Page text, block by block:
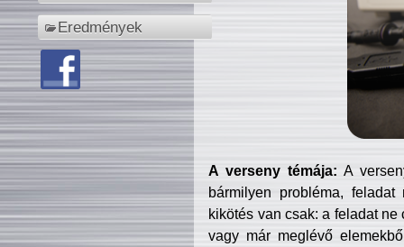
Eredmények
A verseny témája: A
bármilyen probléma, feladat
kikötés van csak: a feladat
vagy már meglévő